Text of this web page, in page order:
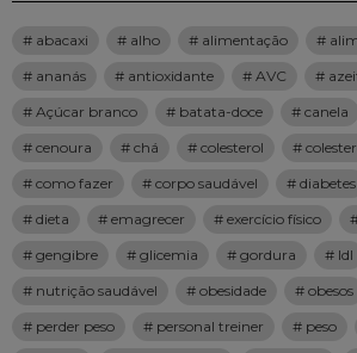
abacaxi alho alimentação
ananás
antioxidante AVC
Açúcar branco
batata-doce canela
cenoura
chá colesterol
como fazer
corpo saudável diabetes
dieta
emagrecer exercício físico
gengibre
glicemia gordura ldl
nutrição saudável
obesidade obesos
perder peso
personal treiner peso